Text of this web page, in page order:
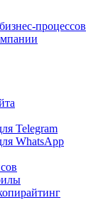
процессов
Telegram
WhatsApp